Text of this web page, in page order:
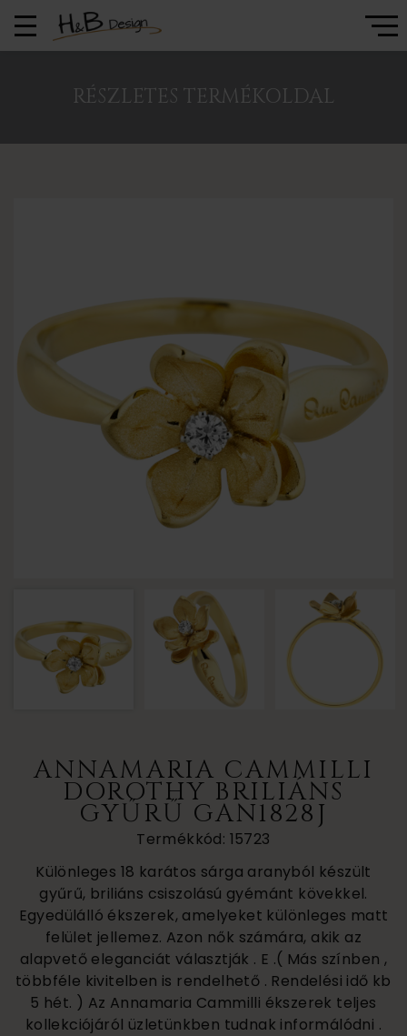
RÉSZLETES TERMÉKOLDAL
ANNAMARIA CAMMILLI
DOROTHY BRILIÁNS
GYŰRŰ GAN1828J
Termékkód: 15723
Különleges 18 karátos sárga aranyból készült
gyűrű, briliáns csiszolású gyémánt kövekkel.
Egyedülálló ékszerek, amelyeket különleges matt
felület jellemez. Azon nők számára, akik az
alapvető eleganciát választják . E .( Más színben ,
többféle kivitelben is rendelhető . Rendelési idő kb
5 hét. ) Az Annamaria Cammilli ékszerek teljes
kollekciójáról üzletünkben tudnak informálódni .